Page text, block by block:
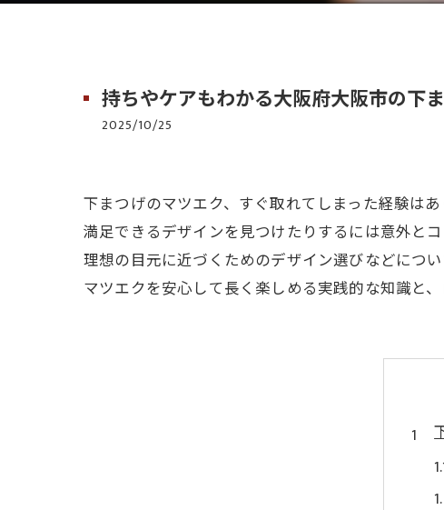
持ちやケアもわかる大阪府大阪市の下
2025/10/25
下まつげのマツエク、すぐ取れてしまった経験は
満足できるデザインを見つけたりするには意外と
理想の目元に近づくためのデザイン選びなどにつ
マツエクを安心して長く楽しめる実践的な知識と